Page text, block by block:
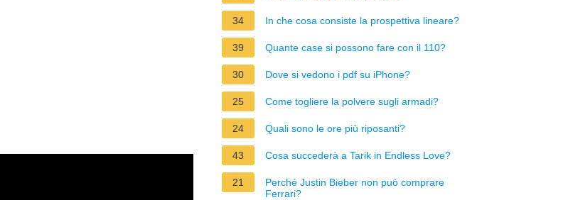
34 In che cosa consiste la prospettiva lineare?
39 Quante case si possono fare con il 110?
30 Dove si vedono i pdf su iPhone?
25 Come togliere la polvere sugli armadi?
24 Quali sono le ore più riposanti?
43 Cosa succederà a Tarik in Endless Love?
21
Perché Justin Bieber non può comprare
Ferrari?